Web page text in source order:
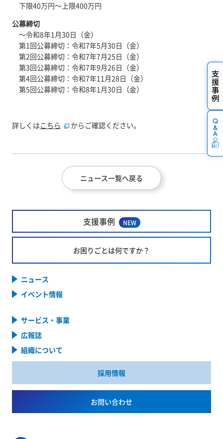
下限40万円～上限400万円
公募締切
～令和8年1月30日（金）
第1回公募締切：令和7年5月30日（金）
第2回公募締切：令和7年7月25日（金）
第3回公募締切：令和7年9月26日（金）
第4回公募締切：令和7年11月28日（金）
第5回公募締切：令和8年1月30日（金）
詳しくはこちら からご確認ください。
ニュース一覧へ戻る
支援事例 NEW
お困りごとは何ですか？
ニュース
イベント情報
サービス・事業
広報誌
組織について
採用情報
お問い合わせ